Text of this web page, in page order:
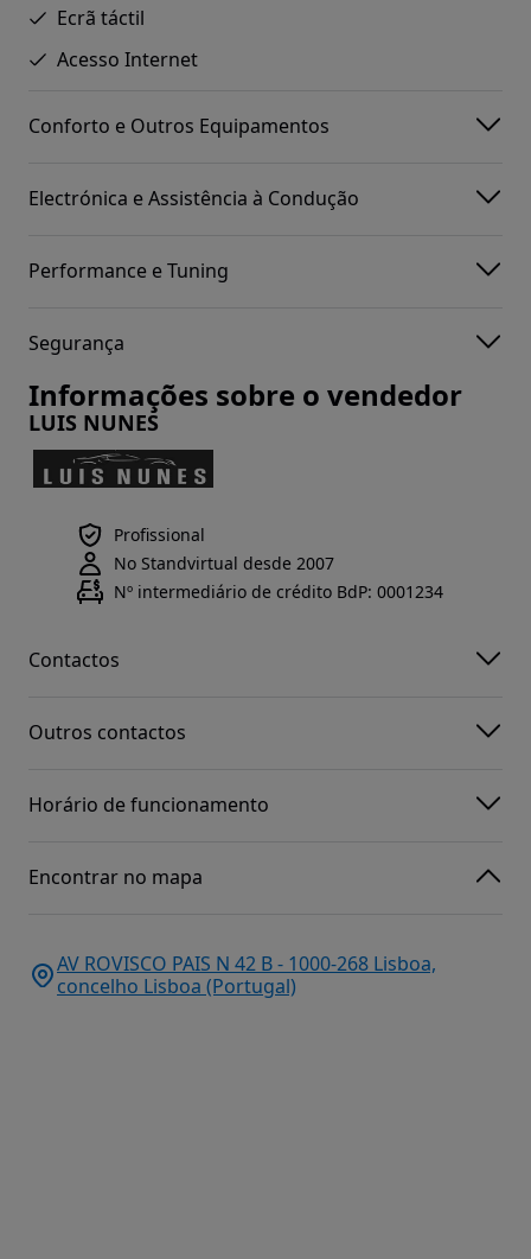
Ecrã táctil
Acesso Internet
Conforto e Outros Equipamentos
Electrónica e Assistência à Condução
Performance e Tuning
Segurança
Informações sobre o vendedor
LUIS NUNES
Profissional
No Standvirtual desde 2007
Nº intermediário de crédito BdP: 0001234
Contactos
Outros contactos
Horário de funcionamento
Encontrar no mapa
AV ROVISCO PAIS N 42 B - 1000-268 Lisboa,
concelho Lisboa (Portugal)